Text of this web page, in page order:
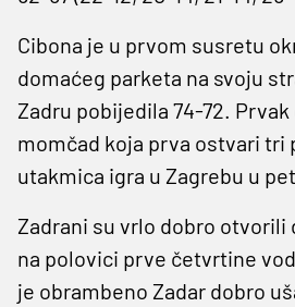
Cibona je u prvom susretu
domaćeg parketa na svoju
Zadru pobijedila 74-72.
momčad koja prva ostvari tri
utakmica igra u Zagrebu u
Zadrani su vrlo dobro otvorili
na polovici prve četvrtine
je obrambeno Zadar dobro